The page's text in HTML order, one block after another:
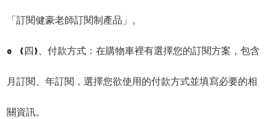
「訂閱健豪老師訂閱制產品」。
o (四)、付款方式：在購物車裡有選擇您的訂閱方案，包含
月訂閱、年訂閱，選擇您欲使用的付款方式並填寫必要的相
關資訊。